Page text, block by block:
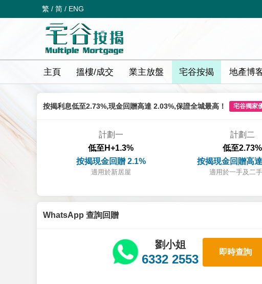
繁 / 简 / ENG
主頁 搵樓/成交 業主放盤 宅谷按揭 地產博
按揭利息低至2.73%,現金回贈高達 2.03%,保證全城最高！ 宅谷獨家
計劃一
低至H+1.3%
按揭現金回贈 2.1%
適用於新居屋
計劃二
低至2.73%
按揭現金回贈高
適用於一手及二
WhatsApp 查詢回贈
劉小姐
6332 2553
即時查詢